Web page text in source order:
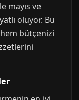
mayıs ve
oluyor. Bu
bütçenizi